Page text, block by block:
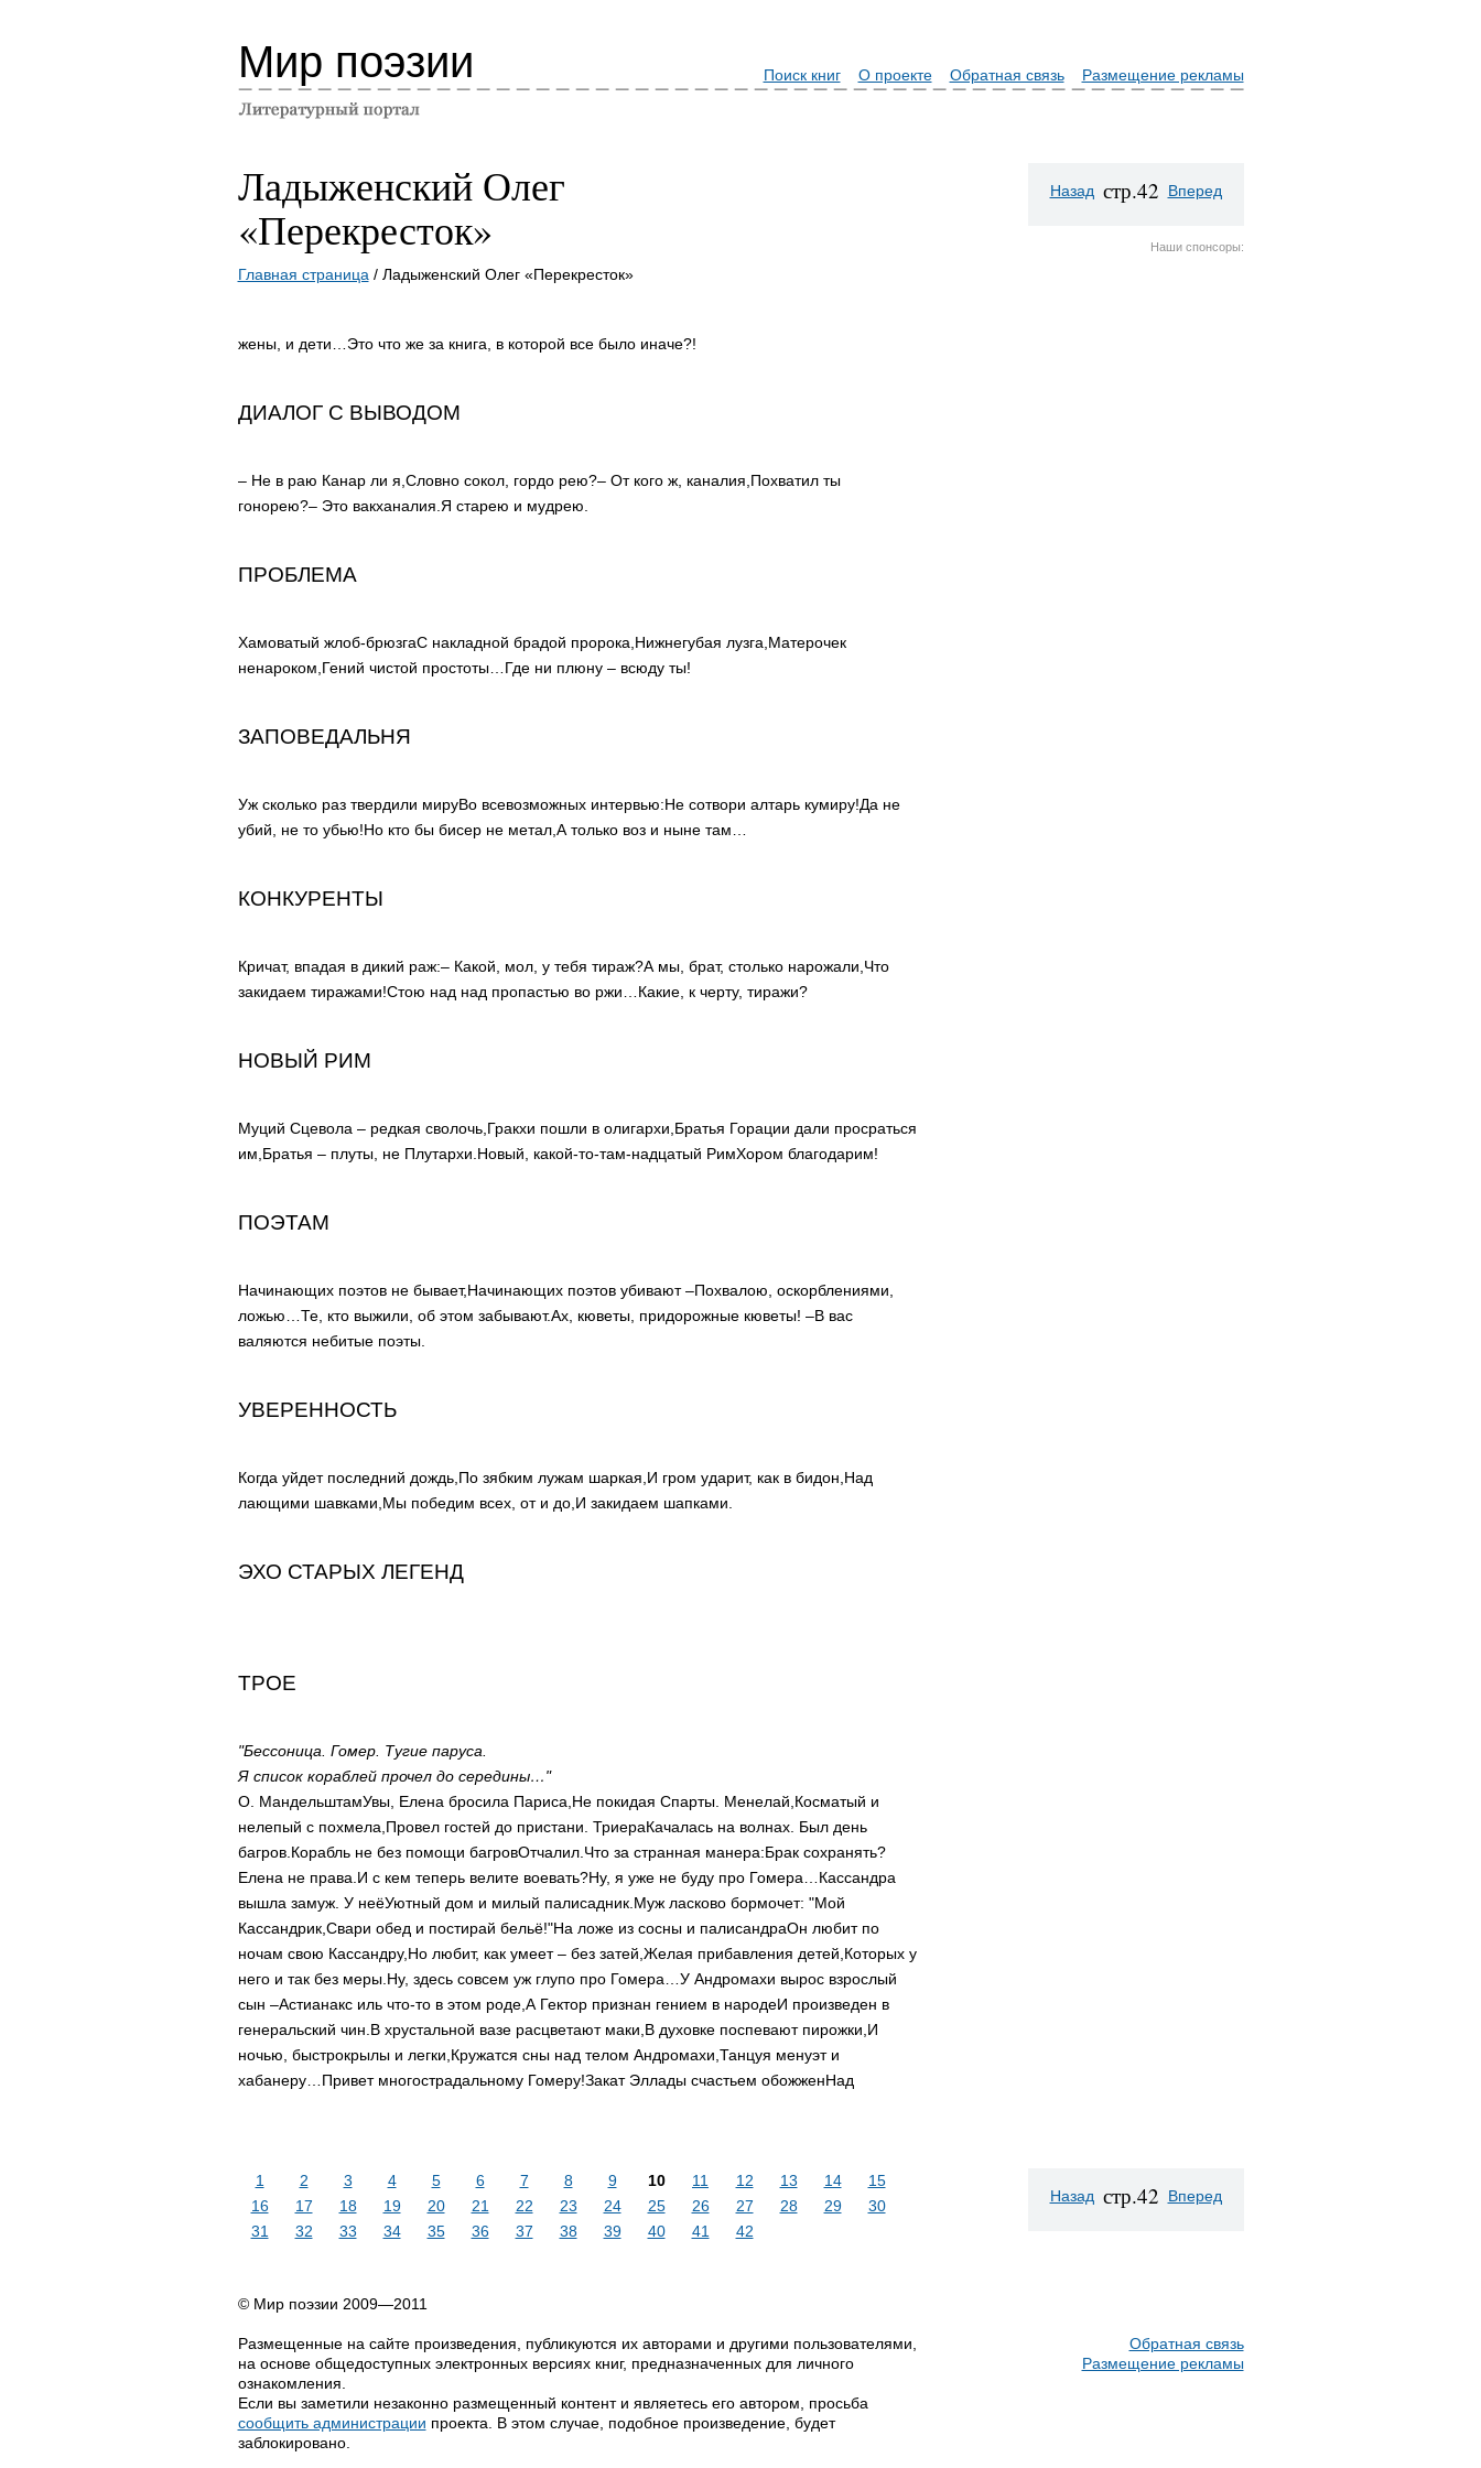
Мир поэзии Поиск книг О проекте Обратная связь Размещение рекламы
Ладыженский Олег
«Перекресток»
Главная страница / Ладыженский Олег «Перекресток»
жены, и дети… Это что же за книга, в которой все было иначе?!
ДИАЛОГ С ВЫВОДОМ
– Не в раю Канар ли я, Словно сокол, гордо рею?– От кого ж, каналия, Похватил ты
гонорею?– Это вакханалия. Я старею и мудрею.
ПРОБЛЕМА
Хамоватый жлоб-брюзгаС накладной брадой пророка, Нижнегубая лузга, Матерочек
ненароком, Гений чистой простоты… Где ни плюну – всюду ты!
ЗАПОВЕДАЛЬНЯ
Уж сколько раз твердили мируВо всевозможных интервью:Не сотвори алтарь кумиру!Да не
убий, не то убью!Но кто бы бисер не метал, А только воз и ныне там…
КОНКУРЕНТЫ
Кричат, впадая в дикий раж:– Какой, мол, у тебя тираж?А мы, брат, столько нарожали, Что
закидаем тиражами!Стою над над пропастью во ржи… Какие, к черту, тиражи?
НОВЫЙ РИМ
Муций Сцевола – редкая сволочь, Гракхи пошли в олигархи, Братья Горации дали просраться
им, Братья – плуты, не Плутархи. Новый, какой-то-там-надцатый РимХором благодарим!
ПОЭТАМ
Начинающих поэтов не бывает,Начинающих поэтов убивают –Похвалою, оскорблениями,
ложью… Те, кто выжили, об этом забывают.Ах, кюветы, придорожные кюветы! –В вас
валяются небитые поэты.
УВЕРЕННОСТЬ
Когда уйдет последний дождь, По зябким лужам шаркая, И гром ударит, как в бидон, Над
лающими шавками, Мы победим всех, от и до, И закидаем шапками.
ЭХО СТАРЫХ ЛЕГЕНД
ТРОЕ
"Бессоница. Гомер. Тугие паруса.
Я список кораблей прочел до середины…"
О. МандельштамУвы, Елена бросила Париса, Не покидая Спарты. Менелай, Косматый и
нелепый с похмела, Провел гостей до пристани. ТриераКачалась на волнах. Был день
багров. Корабль не без помощи багровОтчалил. Что за странная манера:Брак сохранять?
Елена не права. И с кем теперь велите воевать?Ну, я уже не буду про Гомера… Кассандра
вышла замуж. У неёУютный дом и милый палисадник. Муж ласково бормочет: "Мой
Кассандрик, Свари обед и постирай бельё!"На ложе из сосны и палисандраОн любит по
ночам свою Кассандру, Но любит, как умеет – без затей, Желая прибавления детей, Которых у
него и так без меры. Ну, здесь совсем уж глупо про Гомера… У Андромахи вырос взрослый
сын –Астианакс иль что-то в этом роде, А Гектор признан гением в народеИ произведен в
генеральский чин. В хрустальной вазе расцветают маки, В духовке поспевают пирожки, И
ночью, быстрокрылы и легки, Кружатся сны над телом Андромахи, Танцуя менуэт и
хабанеру… Привет многострадальному Гомеру!Закат Эллады счастьем обожженНад
Назад стр.42 Вперед
Наши спонсоры:
1 2 3 4 5 6 7 8 9 10 11 12 13 14
15
16
17 18 19 20 21 22 23 24 25 26 27 28 29
30
31
32 33 34 35 36 37 38 39 40 41 42
Назад стр.42 Вперед
© Мир поэзии 2009—2011
Размещенные на сайте произведения, публикуются их авторами и другими пользователями,
на основе общедоступных электронных версиях книг, предназначенных для личного
ознакомления.
Если вы заметили незаконно размещенный контент и являетесь его автором, просьба
сообщить администрации проекта. В этом случае, подобное произведение, будет
заблокировано.
Обратная связь
Размещение рекламы